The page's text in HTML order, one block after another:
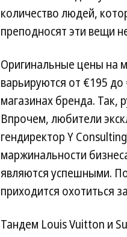
количество людей,
преподносят эти вещи
Оригинальные цены на
варьируются от €195
магазинах бренда. Так,
Впрочем, любители
гендиректор Y
маржинальности
являются успешными.
приходится охотиться
Тандем Louis Vuitton и